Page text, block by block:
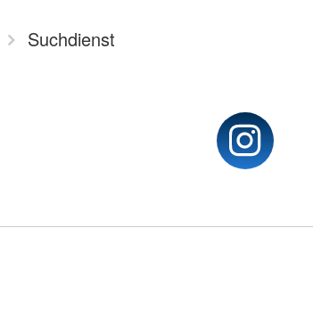
Suchdienst